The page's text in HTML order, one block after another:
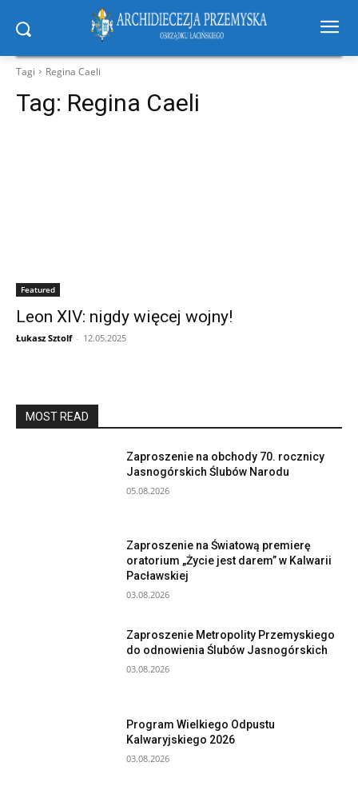
Tagi Regina Caeli
Tag: Regina Caeli
Featured
Leon XIV: nigdy więcej wojny!
Łukasz Sztolf - 12.05.2025
MOST READ
Zaproszenie na obchody 70. rocznicy
Jasnogórskich Ślubów Narodu
05.08.2026
Zaproszenie na Światową premierę
oratorium „Życie jest darem” w Kalwarii
Pacławskiej
03.08.2026
Zaproszenie Metropolity Przemyskiego
do odnowienia Ślubów Jasnogórskich
03.08.2026
Program Wielkiego Odpustu
Kalwaryjskiego 2026
03.08.2026